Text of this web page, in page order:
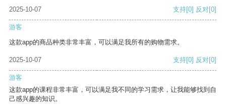
2025-10-07
支持[0] 反对[0]
游客
这款app的商品种类非常丰富，可以满足我所有的购物需求。
2025-10-07 支持[0] 反对[0]
游客
这款app的课程非常丰富，可以满足我不同的学习需求，让我能够找到自
己感兴趣的知识。